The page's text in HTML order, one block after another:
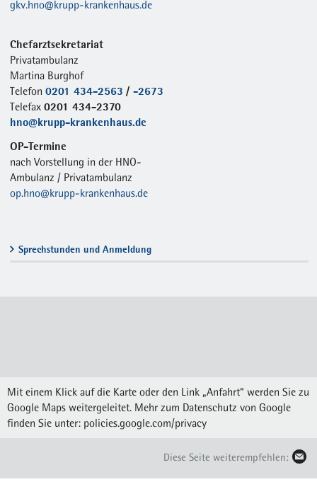
gkv.hno@krupp-krankenhaus.de
Chefarztsekretariat
Privatambulanz
Martina Burghof
Telefon0201 434-2563 /-2673
Telefax0201 434-2370
hno@krupp-krankenhaus.de
OP-Termine
nach Vorstellung in der HNO-
Ambulanz / Privatambulanz
op.hno@krupp-krankenhaus.de
Sprechstunden und Anmeldung
Mit einem Klick auf die Karte oder den Link „Anfahrt“ werden Sie zu
Google Maps weitergeleitet. Mehr zum Datenschutz von Google
finden Sie unter: policies.google.com/privacy
Diese Seite weiterempfehlen: